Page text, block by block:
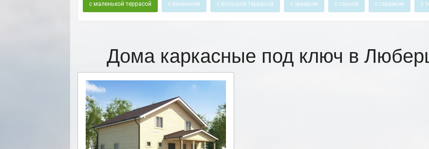
с маленькой террасой с балконом с большой террасой с эркером с сауной с гаражом с
Дома каркасные под ключ в